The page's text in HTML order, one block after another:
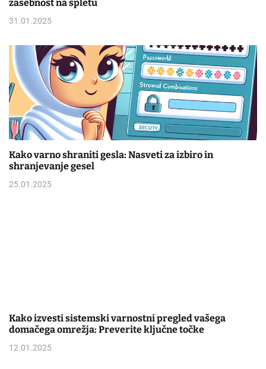
zasebnost na spletu
31.01.2025
Kako varno shraniti gesla: Nasveti za izbiro in
shranjevanje gesel
25.01.2025
Kako izvesti sistemski varnostni pregled vašega
domačega omrežja: Preverite ključne točke
12.01.2025